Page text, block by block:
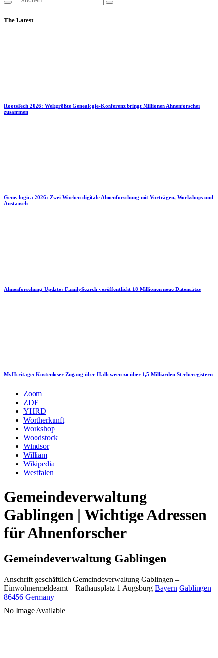
The Latest
RootsTech 2026: Weltgrößte Genealogie-Konferenz bringt Millionen Ahnenforscher
zusammen
Genealogica 2026: Zwei Wochen digitale Ahnenforschung mit Vorträgen, Workshops und
Austausch
Ahnenforschung-Update: FamilySearch veröffentlicht 18 Millionen neue Datensätze
MyHeritage: Kostenloser Zugang über Halloween zu über 1,5 Milliarden Sterberegistern
Zoom
ZDF
YHRD
Wortherkunft
Workshop
Woodstock
Windsor
William
Wikipedia
Westfalen
Gemeindeverwaltung
Gablingen | Wichtige Adressen
für Ahnenforscher
Gemeindeverwaltung Gablingen
Anschrift geschäftlich Gemeindeverwaltung Gablingen –
Einwohnermeldeamt – Rathausplatz 1 Augsburg Bayern Gablingen
86456 Germany
No Image Available